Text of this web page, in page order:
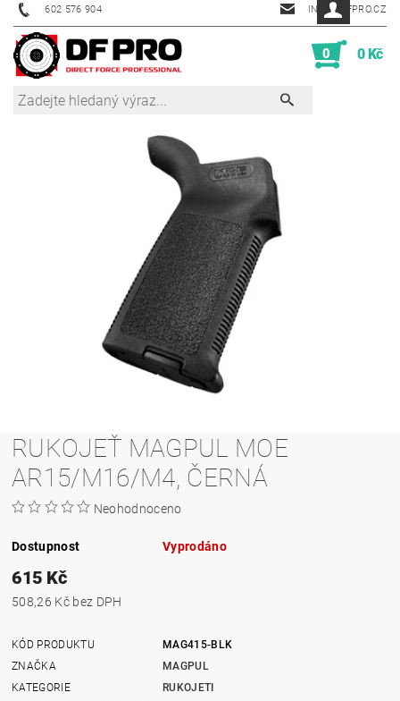
602 576 904 INFO@DFPRO.CZ
0 0 Kč
RUKOJEŤ MAGPUL MOE
AR15/M16/M4, ČERNÁ
Neohodnoceno
Dostupnost Vyprodáno
615 Kč
508,26 Kč bez DPH
KÓD PRODUKTU
MAG415-BLK
ZNAČKA
MAGPUL
KATEGORIE
RUKOJETI